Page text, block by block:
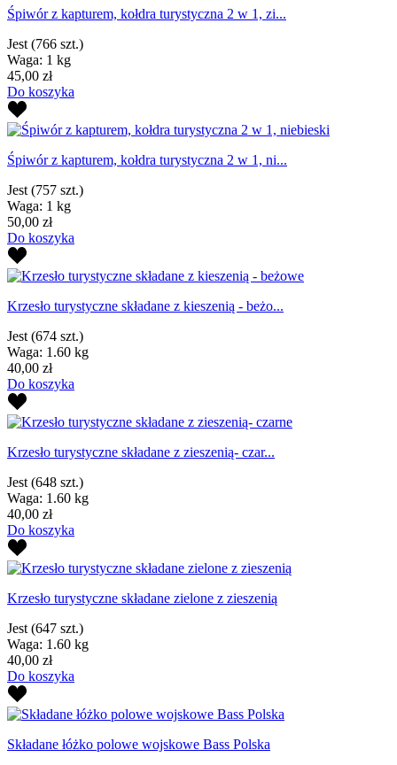
Śpiwór z kapturem, kołdra turystyczna 2 w 1, zi...
Jest (766 szt.)
Waga: 1 kg
45,00 zł
Do koszyka
Śpiwór z kapturem, kołdra turystyczna 2 w 1, ni...
Jest (757 szt.)
Waga: 1 kg
50,00 zł
Do koszyka
Krzesło turystyczne składane z kieszenią - beżo...
Jest (674 szt.)
Waga: 1.60 kg
40,00 zł
Do koszyka
Krzesło turystyczne składane z zieszenią- czar...
Jest (648 szt.)
Waga: 1.60 kg
40,00 zł
Do koszyka
Krzesło turystyczne składane zielone z zieszenią
Jest (647 szt.)
Waga: 1.60 kg
40,00 zł
Do koszyka
Składane łóżko polowe wojskowe Bass Polska